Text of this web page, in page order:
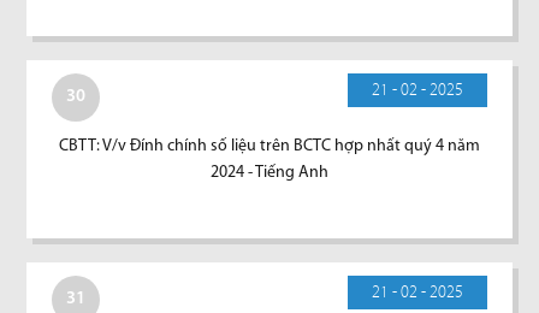
30 21 - 02 - 2025
CBTT: V/v Đính chính số liệu trên BCTC hợp nhất quý 4 năm
2024 - Tiếng Anh
31 21 - 02 - 2025